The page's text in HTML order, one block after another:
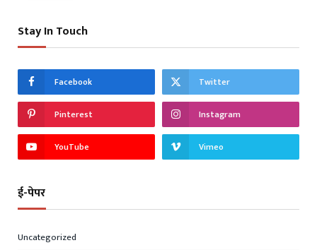
Stay In Touch
Facebook Twitter
Pinterest Instagram
YouTube Vimeo
ई-पेपर
Uncategorized